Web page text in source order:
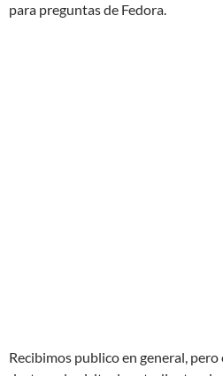
para preguntas de Fedora.